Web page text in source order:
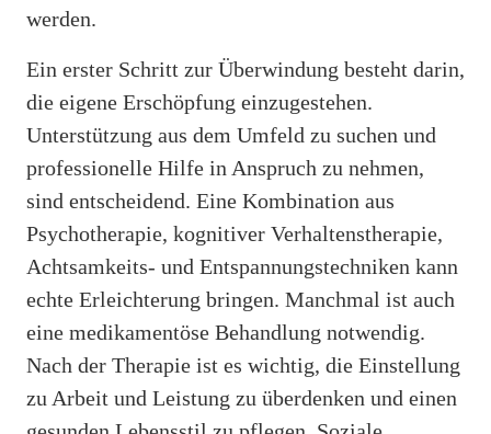
werden.
Ein erster Schritt zur Überwindung besteht darin,
die eigene Erschöpfung einzugestehen.
Unterstützung aus dem Umfeld zu suchen und
professionelle Hilfe in Anspruch zu nehmen,
sind entscheidend. Eine Kombination aus
Psychotherapie, kognitiver Verhaltenstherapie,
Achtsamkeits- und Entspannungstechniken kann
echte Erleichterung bringen. Manchmal ist auch
eine medikamentöse Behandlung notwendig.
Nach der Therapie ist es wichtig, die Einstellung
zu Arbeit und Leistung zu überdenken und einen